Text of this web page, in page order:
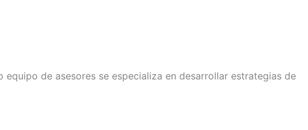
de asesores se especializa en desarrollar estrategias de